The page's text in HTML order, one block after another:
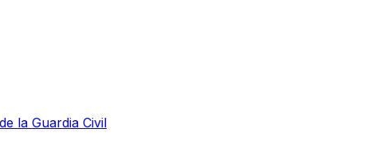
la Guardia Civil